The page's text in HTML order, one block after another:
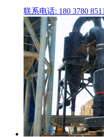
联系电话: 180 3780 8511